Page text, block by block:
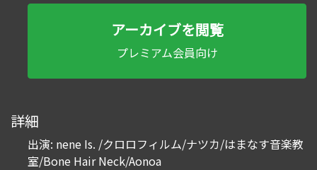
アーカイブを閲覧
プレミアム会員向け
詳細
出演: nene Is. /クロロフィルム/ナツカ/はまなす音楽教
室/Bone Hair Neck/Aonoa